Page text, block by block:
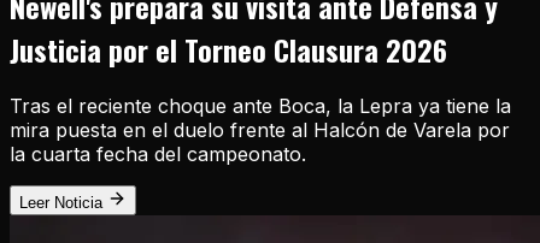
Justicia por el Torneo Clausura 2026
Tras el reciente choque ante Boca, la Lepra ya tiene la
mira puesta en el duelo frente al Halcón de Varela por
la cuarta fecha del campeonato.
Leer Noticia